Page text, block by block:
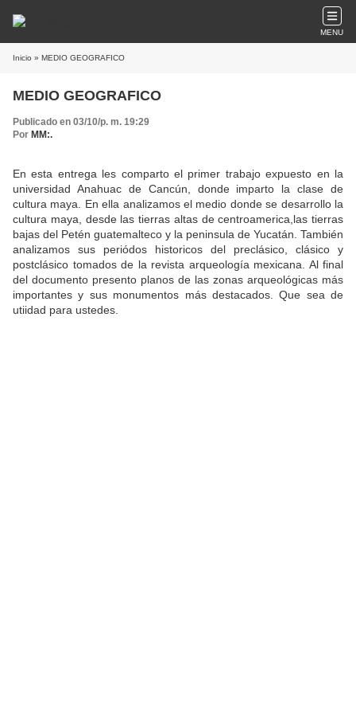
MENU
Inicio » MEDIO GEOGRAFICO
MEDIO GEOGRAFICO
Publicado en 03/10/p. m. 19:29
Por MM:.
En esta entrega les comparto el primer trabajo expuesto en la
universidad Anahuac de Cancún, donde imparto la clase de
cultura maya. En ella analizamos el medio donde se desarrollo la
cultura maya, desde las tierras altas de centroamerica,las tierras
bajas del Petén guatemalteco y la peninsula de Yucatán. También
analizamos sus periódos historicos del preclásico, clásico y
postclásico tomados de la revista arqueología mexicana. Al final
del documento presento planos de las zonas arqueológicas más
importantes y sus monumentos más destacados. Que sea de
utiidad para ustedes.